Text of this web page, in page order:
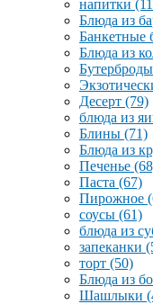
напитки
Блюда из
Банкетные
Блюда из
Бутерброды
Десерт (79)
блюда из
Блины (71)
Блюда из
Печенье
Паста (67)
Пирожное
соусы (61)
блюда из
запеканки
торт (50)
Блюда из
Шашлыки